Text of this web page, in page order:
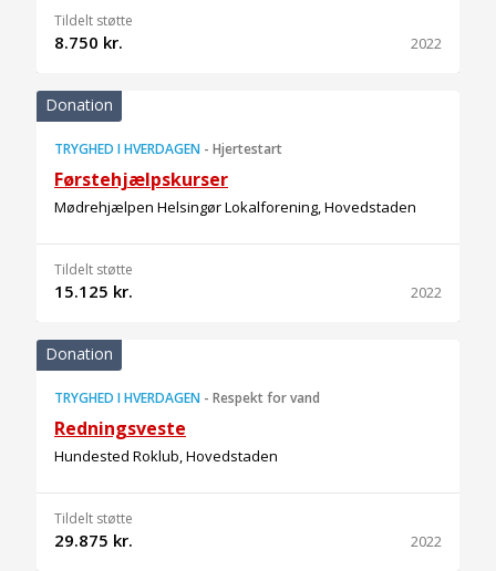
Tildelt støtte
8.750 kr. 2022
Donation
TRYGHED I HVERDAGEN - Hjertestart
Førstehjælpskurser
Mødrehjælpen Helsingør Lokalforening, Hovedstaden
Tildelt støtte
15.125 kr. 2022
Donation
TRYGHED I HVERDAGEN - Respekt for vand
Redningsveste
Hundested Roklub, Hovedstaden
Tildelt støtte
29.875 kr. 2022